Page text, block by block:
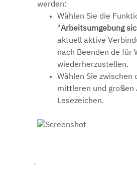
werden:
Wählen Sie die
"Arbeitsumgebung
aktuell aktive
nach Beenden de für
wiederherzustellen.
Wählen Sie zwischen
mittleren und großen
Lesezeichen.
´